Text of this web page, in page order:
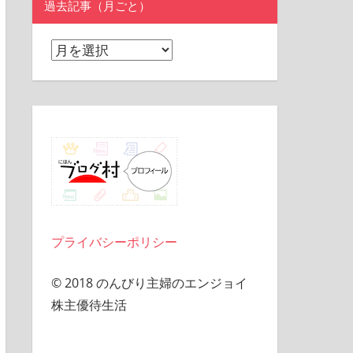
過去記事（月ごと）
過
（月
ご
と）
プライバシーポリシー
© 2018 のんびり主婦のエンジョイ
株主優待生活